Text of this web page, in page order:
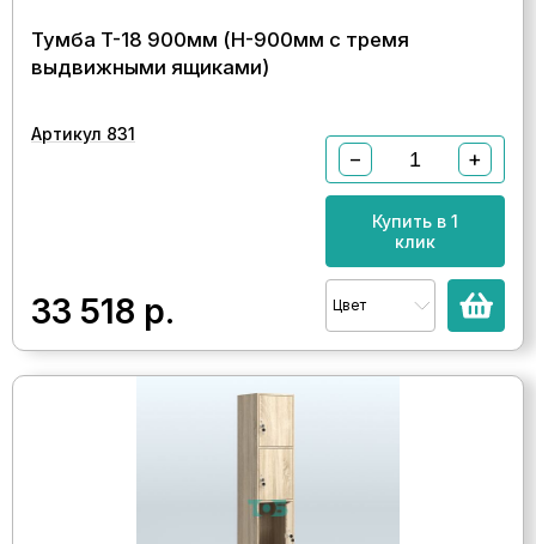
Тумба T-18 900мм (H-900мм c тремя
выдвижными ящиками)
Артикул 831
33 518 р.
− +
Купить в 1
клик
Цвет